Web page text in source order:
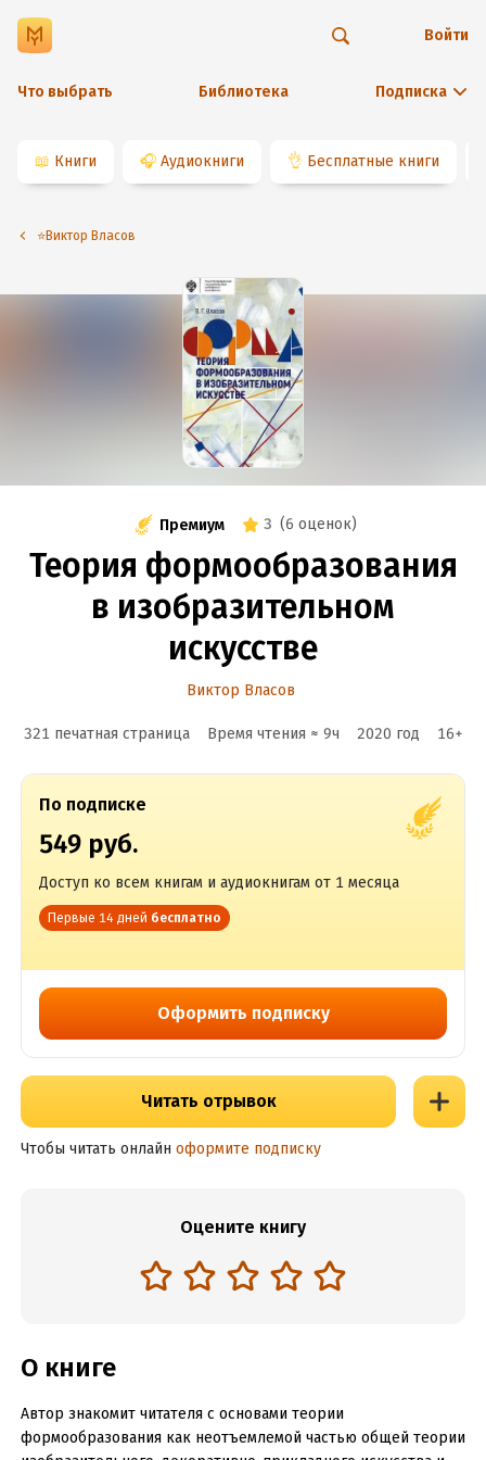
Что выбрать Библиотека Подписка
Войти
📖 Книги 🎧 Аудиокниги 👌 Бесплатные книги
⭐️Виктор Власов
Премиум 3 (6 оценок)
Теория формообразования
в изобразительном
искусстве
Виктор Власов
321 печатная страница Время чтения ≈ 9ч 2020 год 16+
По подписке
549 руб.
Доступ ко всем книгам и аудиокнигам от 1 месяца
Первые 14 дней бесплатно
Оформить подписку
Читать отрывок
Чтобы читать онлайн оформите подписку
Оцените книгу
О книге
Автор знакомит читателя с основами теории
формообразования как неотъемлемой частью общей теории